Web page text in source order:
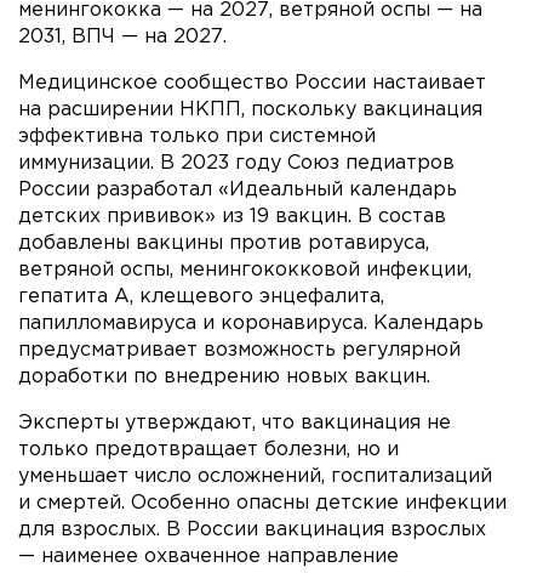
менингококка — на 2027, ветряной оспы — на
2031, ВПЧ — на 2027.
Медицинское сообщество России настаивает
на расширении НКПП, поскольку вакцинация
эффективна только при системной
иммунизации. В 2023 году Союз педиатров
России разработал «Идеальный календарь
детских прививок» из 19 вакцин. В состав
добавлены вакцины против ротавируса,
ветряной оспы, менингококковой инфекции,
гепатита А, клещевого энцефалита,
папилломавируса и коронавируса. Календарь
предусматривает возможность регулярной
доработки по внедрению новых вакцин.
Эксперты утверждают, что вакцинация не
только предотвращает болезни, но и
уменьшает число осложнений, госпитализаций
и смертей. Особенно опасны детские инфекции
для взрослых. В России вакцинация взрослых
— наименее охваченное направление